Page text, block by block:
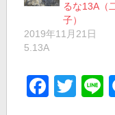
るな13A（
子）
2019年11月21日
5.13A